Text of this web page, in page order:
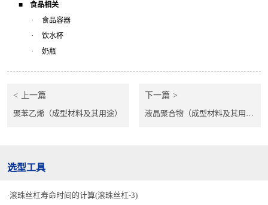
■ 食品相关
· 食品容器
· 饮水杯
· 奶瓶
上一篇
聚苯乙烯（成型材料及其用途）
下一篇
液晶聚合物（成型材料及其用途）
选型工具
滚珠丝杠寿命时间的计算(滚珠丝杠-3)